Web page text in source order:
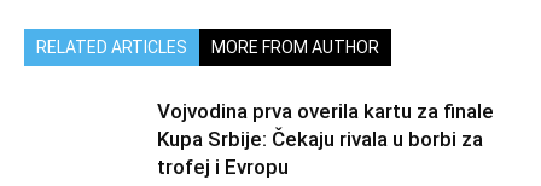
RELATED ARTICLES MORE FROM AUTHOR
Vojvodina prva overila kartu za finale
Kupa Srbije: Čekaju rivala u borbi za
trofej i Evropu